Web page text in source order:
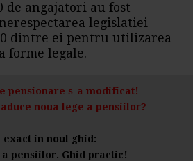
de angajatori au fost
legislatiei
dintre ei pentru utilizarea
forme legale.
pensionare s-a modificat!
noua lege a pensiilor?
exact in noul ghid:
a pensiilor. Ghid practic!